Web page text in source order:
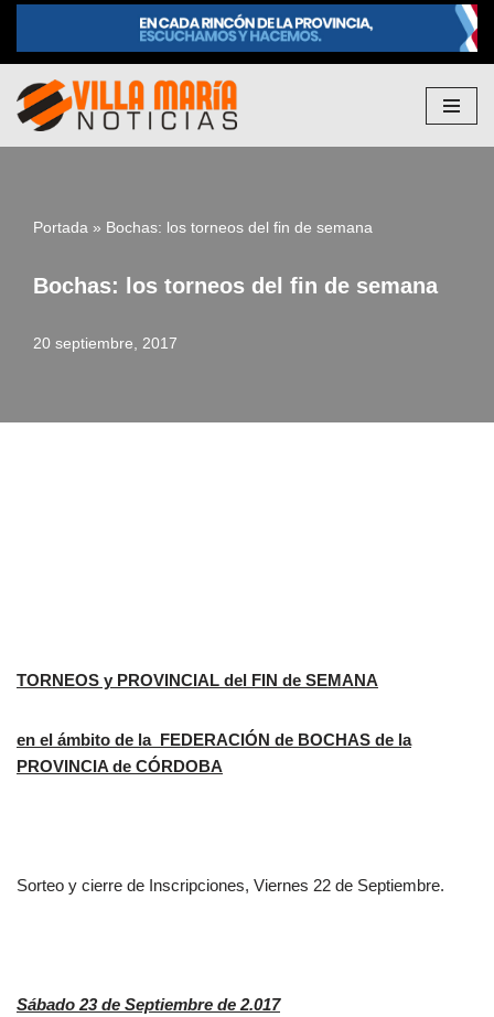
al
contenido
Portada » Bochas: los torneos del fin de semana
Bochas: los torneos del fin de semana
20 septiembre, 2017
TORNEOS y PROVINCIAL del FIN de SEMANA
en el ámbito de la FEDERACIÓN de BOCHAS de la
PROVINCIA de CÓRDOBA
Sorteo y cierre de Inscripciones, Viernes 22 de Septiembre.
Sábado 23 de Septiembre de 2.017